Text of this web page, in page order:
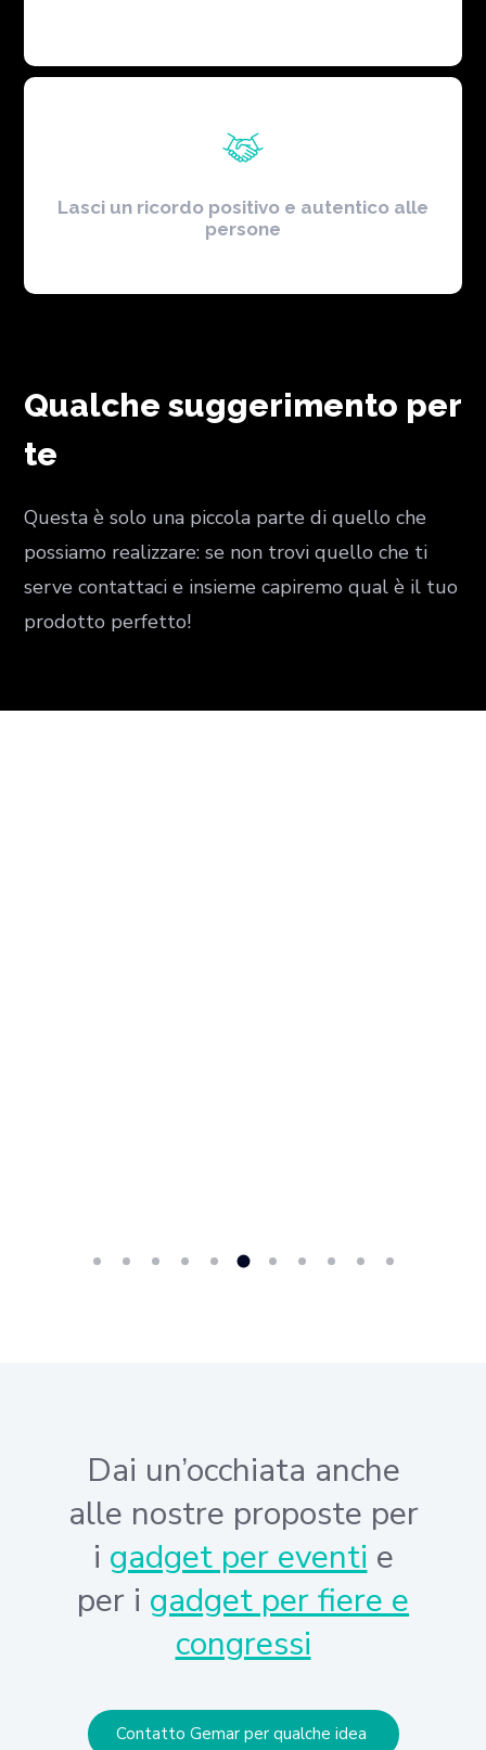
Lasci un ricordo positivo e autentico alle
persone
Qualche suggerimento per
te
Questa è solo una piccola parte di quello che
possiamo realizzare: se non trovi quello che ti
serve contattaci e insieme capiremo qual è il tuo
prodotto perfetto!
Dai un’occhiata anche
alle nostre proposte per
i gadget per eventi e
per i gadget per fiere e
congressi
Contatto Gemar per qualche idea